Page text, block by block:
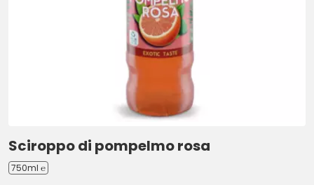
Sciroppo di pompelmo rosa
750ml ℮